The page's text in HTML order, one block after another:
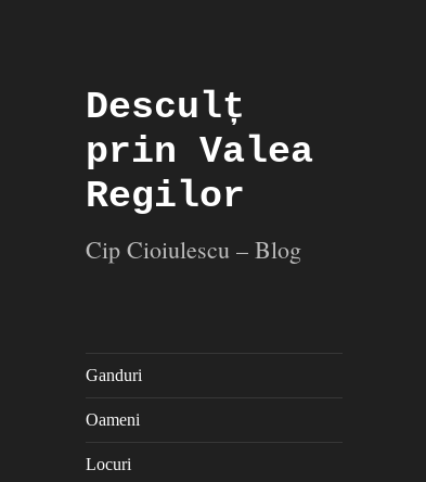
Desculț
prin Valea
Regilor
Cip Cioiulescu – Blog
Ganduri
Oameni
Locuri